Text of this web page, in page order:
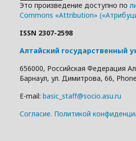
Это произведение доступно по
Commons «Attribution»
ISSN 2307-2598
Алтайский государственный
656000, Российская Федерация
Барнаул, ул. Димитрова, 66,
E-mail: basic_staff@socio.asu.ru
Cогласие. Политикой